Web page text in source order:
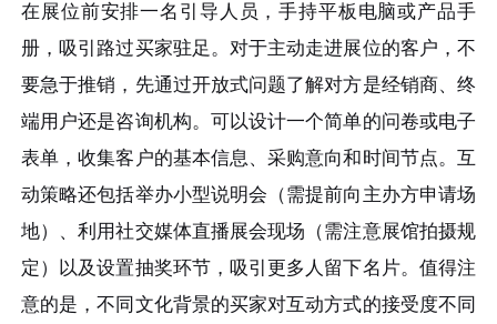
在展位前安排一名引导人员，手持平板电脑或产品手
册，吸引路过买家驻足。对于主动走进展位的客户，不
要急于推销，先通过开放式问题了解对方是经销商、终
端用户还是咨询机构。可以设计一个简单的问卷或电子
表单，收集客户的基本信息、采购意向和时间节点。互
动策略还包括举办小型说明会（需提前向主办方申请场
地）、利用社交媒体直播展会现场（需注意展馆拍摄规
定）以及设置抽奖环节，吸引更多人留下名片。值得注
意的是，不同文化背景的买家对互动方式的接受度不同